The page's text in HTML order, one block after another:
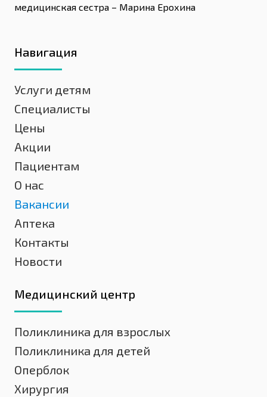
медицинская сестра – Марина Ерохина
Навигация
Услуги детям
Специалисты
Цены
Акции
Пациентам
О нас
Вакансии
Аптека
Контакты
Новости
Медицинский центр
Поликлиника для взрослых
Поликлиника для детей
Оперблок
Хирургия